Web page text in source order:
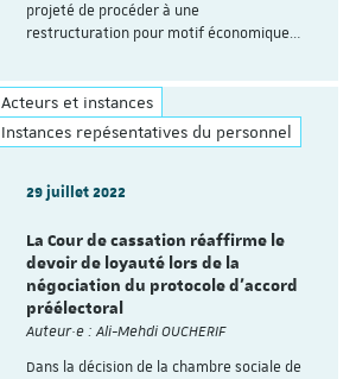
projeté de procéder à une
restructuration pour motif économique…
Acteurs et instances
Instances repésentatives du personnel
29 juillet 2022
La Cour de cassation réaffirme le
devoir de loyauté lors de la
négociation du protocole d’accord
préélectoral
Auteur·e : Ali-Mehdi OUCHERIF
Dans la décision de la chambre sociale de